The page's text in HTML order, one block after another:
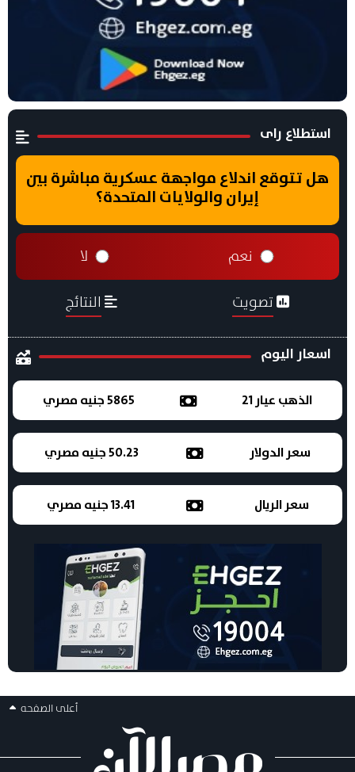
استطلاع راى
هل تتوقع اندلاع مواجهة عسكرية مباشرة بين
إيران والولايات المتحدة؟
نعم لا
تصويت النتائج
اسعار اليوم
الذهب عيار 21 5865 جنيه مصري
سعر الدولار 50.23 جنيه مصري
سعر الريال 13.41 جنيه مصري
أعلى الصفحه